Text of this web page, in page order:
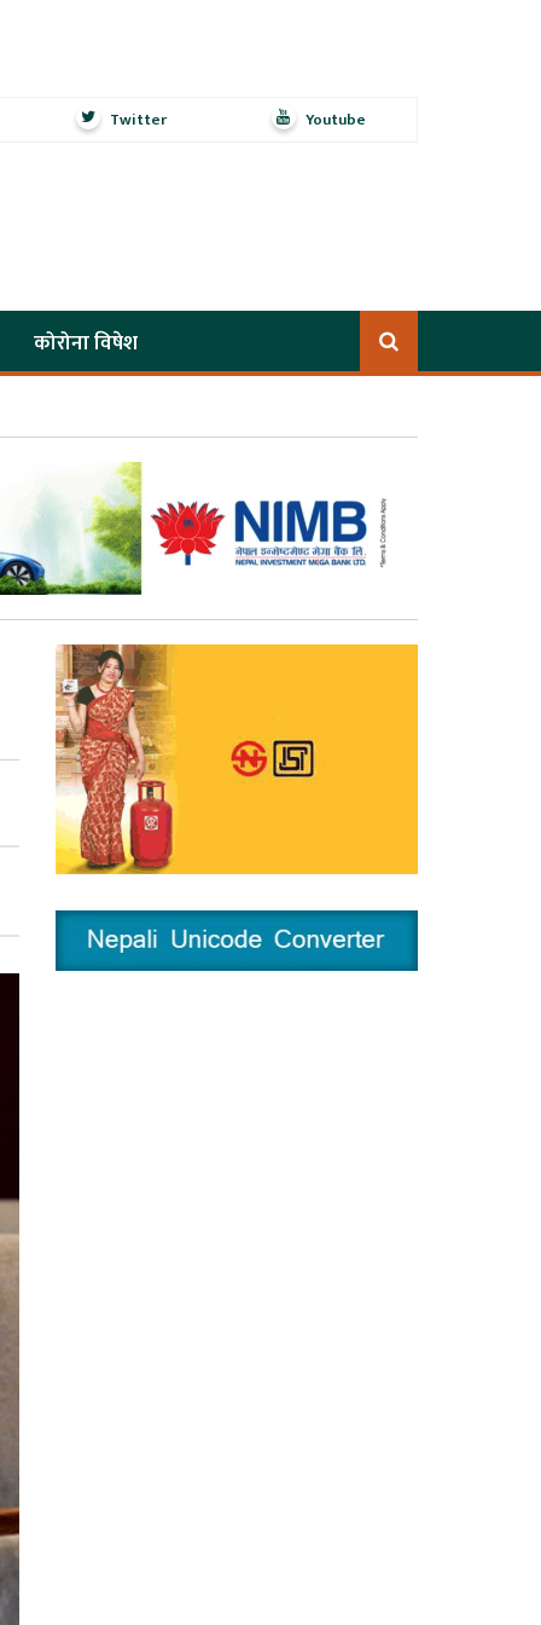
Twitter Youtube
कोरोना विषेश